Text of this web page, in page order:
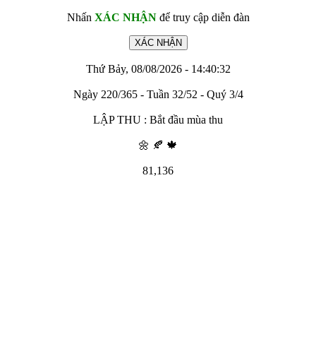
Nhấn XÁC NHẬNđể truy cập diễn đàn
Thứ Bảy, 08/08/2026 - 14:40:32
Ngày 220/365 - Tuần 32/52 - Quý 3/4
LẬP THU : Bắt đầu mùa thu
🌼 🍂 🍁
81,136